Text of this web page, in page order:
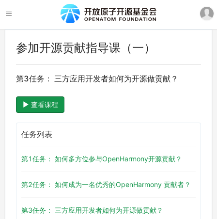
参加开源贡献指导课（一）
第3任务： 三方应用开发者如何为开源做贡献？
查看课程
任务列表
第1任务： 如何多方位参与OpenHarmony开源贡献？
第2任务： 如何成为一名优秀的OpenHarmony 贡献者？
第3任务： 三方应用开发者如何为开源做贡献？